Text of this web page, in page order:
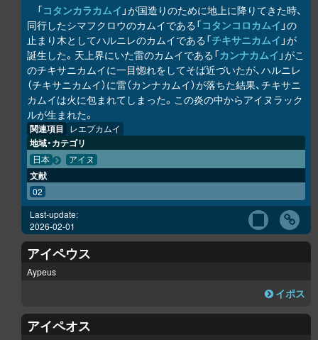
「コタンカラ カムイ 」が国造りのために地上に降りてきた時、
同行したシマフクロウのカムイである「コタンコ ロ カムイ 」の
止まり木としてハルニレのカムイである「チキサニカムイ 」が
誕生した。天上界にいた雷のカムイである「カンナカムイ 」がこ
のチキサニカムイに一目惚れをしてそば近づいたが、ハルニレ
（チキサニカムイ）に雷（カンナカムイ）が落ちた結果、チキサニ
カムイは火に包まれてしまった。この炎の中からアイヌラック
ルが生まれた。
関連項目 レエプカムイ
地域・カテゴリ
日本 アイヌ
文献
02
Last-update:
2026-02-01
アイペウス
Aypeus
イポス
アイペオス